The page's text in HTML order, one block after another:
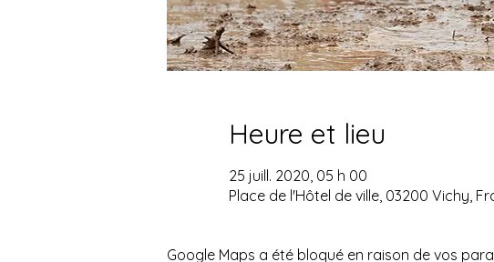
Heure et lieu
25 juill. 2020, 05 h 00
Place de l'Hôtel de ville, 03200 Vichy,
Google Maps a été bloqué en raison de vos